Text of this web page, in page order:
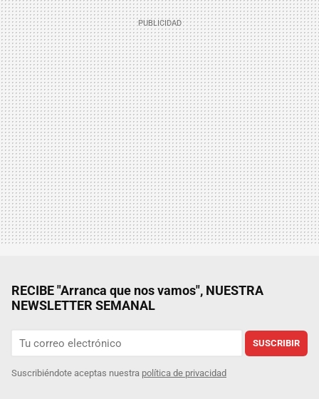
RECIBE "Arranca que nos vamos", NUESTRA
NEWSLETTER SEMANAL
SUSCRIBIR
Suscribiéndote aceptas nuestra política de privacidad